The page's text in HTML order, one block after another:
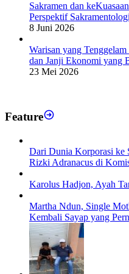
Sakramen dan
Perspektif Sakramentologi
8 Juni 2026
Warisan yang
dan Janji Ekonomi yang
23 Mei 2026
Feature
Dari Dunia Korporasi ke
Rizki Adranacus di
Karolus Hadjon, Ayah
Martha Ndun, Single
Kembali Sayap yang